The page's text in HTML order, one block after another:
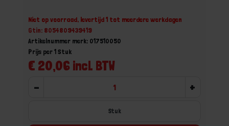
Niet op voorraad, levertijd 1 tot meerdere werkdagen
Gtin: 8054809439419
Artikelnummer merk: 017510050
€ 20,06 incl. BTW
Prijs per 1 Stuk
- +
Stuk